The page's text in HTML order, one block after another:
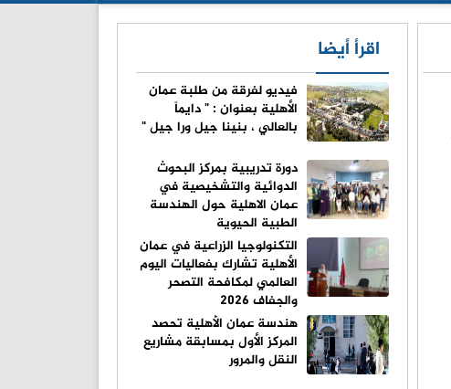
اقرأ أيضا
فيديو لفرقة من طلبة عمان
الأهلية بعنوان : " دايماً
بالعالي ، بنينا جيل ورا جيل "
دورة تدريبية بمركز البحوث
الدوائية والتشخيصية في
عمان الاهلية حول الهندسة
الطبية الحيوية
التكنولوجيا الزراعية في عمان
الأهلية تشارك بفعاليات اليوم
العالمي لمكافحة التصحر
والجفاف 2026
هندسة عمان الأهلية تحصد
المركز الأول بمسابقة مشاريع
النقل والمرور